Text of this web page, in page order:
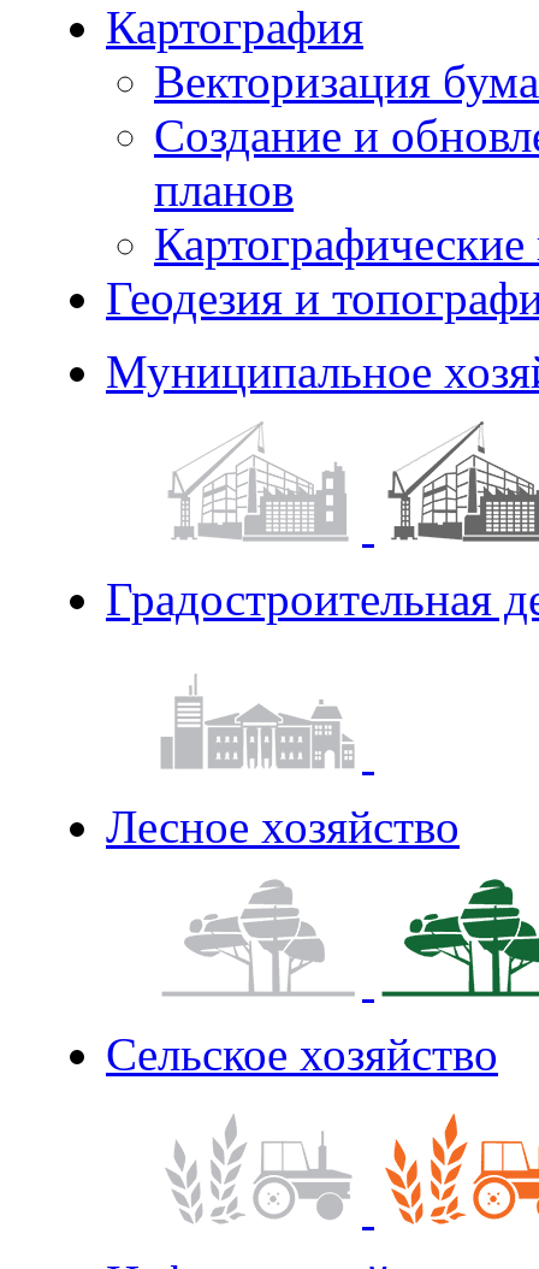
Картография
Векторизация
Создание и
планов
Геодезия и
Муниципальное
Градостроительная
Лесное хозяйство
Сельское хозяйство